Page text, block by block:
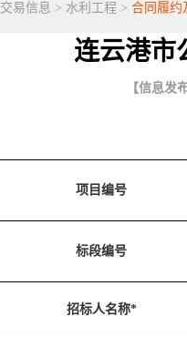
交易信息 > 水利工程 > 合同履约
连云港市
【信息发
项目编号
标段编号
招标人名称*